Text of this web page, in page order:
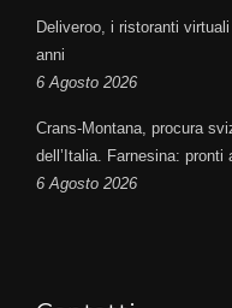
Deliveroo, i ristoranti
anni
6 Agosto 2026
Crans-Montana, procura
dell’Italia. Farnesina: pronti
6 Agosto 2026